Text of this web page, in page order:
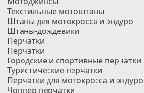
Текстильные мотоштаны
Штаны для мотокросса и эндуро
Штаны-дождевики
Перчатки
Перчатки
Городские и спортивные перчатки
Туристические перчатки
Перчатки для мотокросса и эндуро
Чоппер перчатки